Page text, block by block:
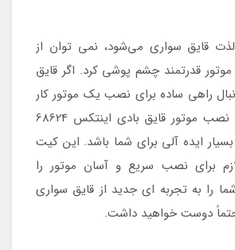
قایق‌ سواری می‌شود، نمی‌ توان از
قدرتمند چشم‌ پوشی کرد. اگر قایق
راهی ساده برای نصب یک موتور کار
آمد هستید، کیت نصب موتور قایق بادی اینتکس 68624
ایده‌ آلی برای شما باشد. این کیت
برای نصب سریع و آسان موتور را
را به تجربه‌ ای جدید از قایق‌ سواری
دوست خواهید داشت.